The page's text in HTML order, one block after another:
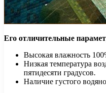
Его отличительные
Высокая влажность
Низкая температура
пятидесяти градусов.
Наличие густого